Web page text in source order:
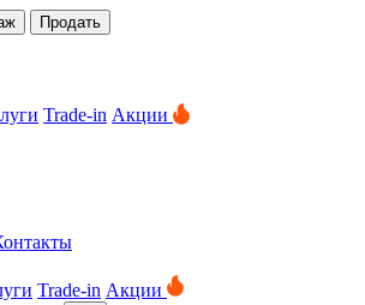
Продать
Trade-in Акции
Trade-in Акции